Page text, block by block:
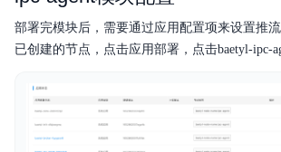
部署完模块后，需要通过应用配置项来设置推
已创建的节点，点击应用部署，点击baetyl-ipc-